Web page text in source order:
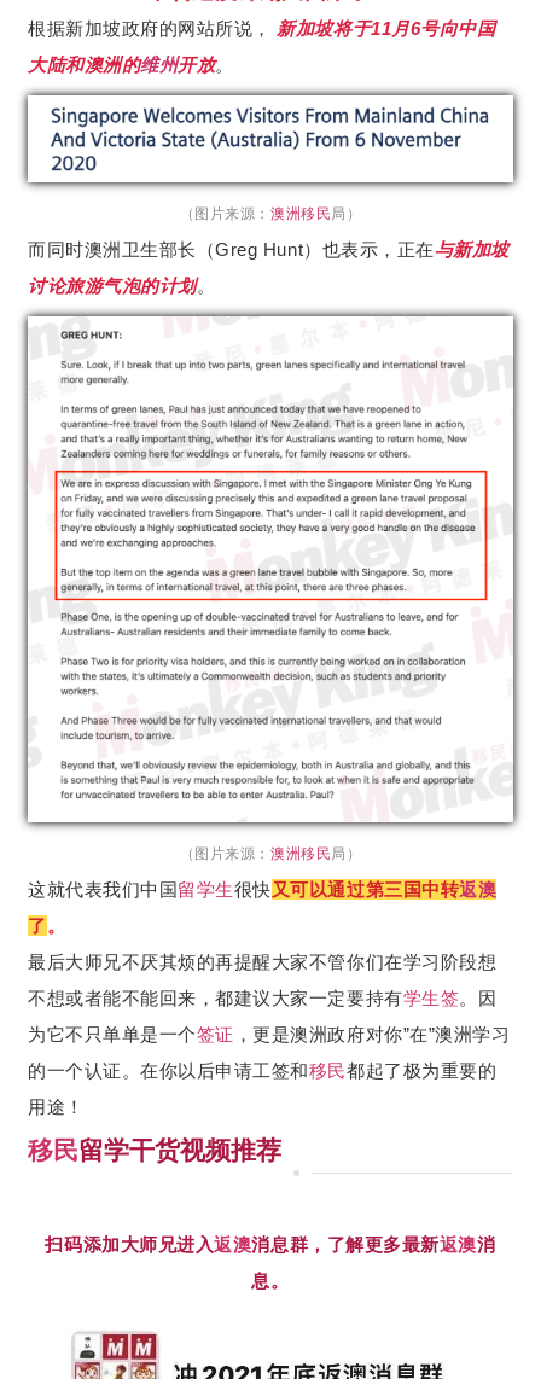
根据新加坡政府的网站所说， 新加坡将于11月6号向中国
大陆和澳洲的维州开放。
（图片来源： 澳洲移民局）
而同时澳洲卫生部长（Greg Hunt）也表示，正在与新加坡
讨论旅游气泡的计划。
（图片来源： 澳洲移民 局）
这就代表我们中国留学生很快又可以通过第三国中转返澳
了。
最后大师兄不厌其烦的再提醒大家不管你们在学习阶段想
不想或者能不能回来，都建议大家一定要持有学生签。因
为它不只单单是一个签证 ，更是澳洲政府对你”在”澳洲学习
的一个认证。在你以后申请工签和移民都起了极为重要的
用途！
移民留学干货视频推荐
扫码添加大师兄进入返澳消息群，了解更多最新返澳消
息。